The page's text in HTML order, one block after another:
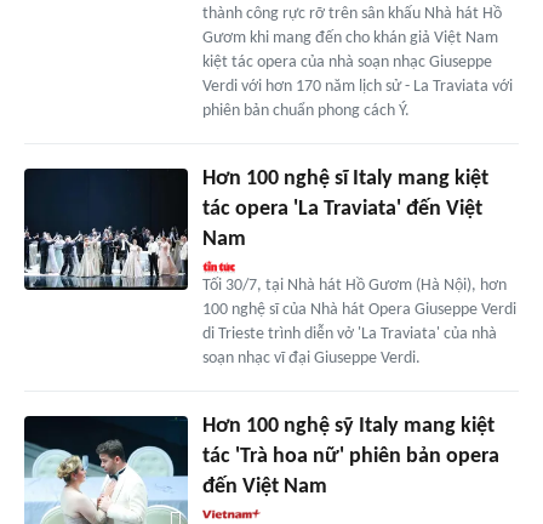
thành công rực rỡ trên sân khấu Nhà hát Hồ
Gươm khi mang đến cho khán giả Việt Nam
kiệt tác opera của nhà soạn nhạc Giuseppe
Verdi với hơn 170 năm lịch sử - La Traviata với
phiên bản chuẩn phong cách Ý.
Hơn 100 nghệ sĩ Italy mang kiệt
tác opera 'La Traviata' đến Việt
Nam
Tối 30/7, tại Nhà hát Hồ Gươm (Hà Nội), hơn
100 nghệ sĩ của Nhà hát Opera Giuseppe Verdi
di Trieste trình diễn vở 'La Traviata' của nhà
soạn nhạc vĩ đại Giuseppe Verdi.
Hơn 100 nghệ sỹ Italy mang kiệt
tác 'Trà hoa nữ' phiên bản opera
đến Việt Nam